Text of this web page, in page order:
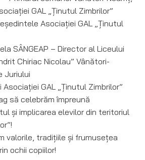
GAL „Ținutul Zimbrilor”
Asociației GAL „Ținutul
SÂNGEAP – Director al Liceului
Chiriac Nicolau” Vânători-
Juriului
GAL „Ținutul Zimbrilor”
să celebrăm împreună
și implicarea elevilor din teritoriul
valorile, tradițiile și frumusețea
ochii copiilor!